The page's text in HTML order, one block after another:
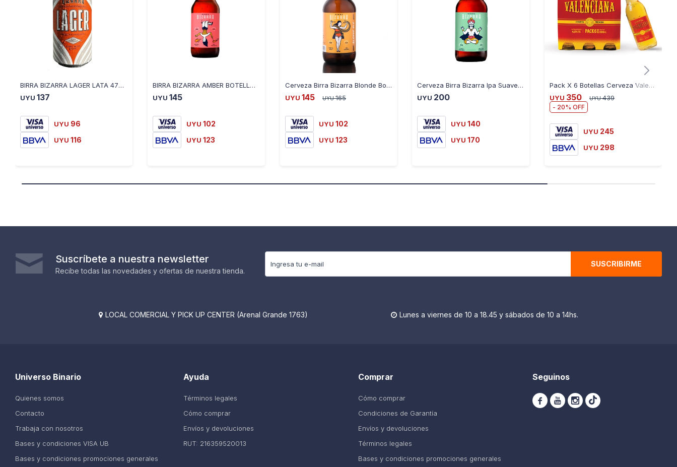
BIRRA BIZARRA LAGER LATA 473ML
UYU 137
UYU 96
UYU 116
BIRRA BIZARRA AMBER BOTELLA 500ML
UYU 145
UYU 102
UYU 123
Cerveza Birra Bizarra Blonde Botella 500ML
UYU 145 UYU 165
UYU 102
UYU 123
Cerveza Birra Bizarra Ipa Suave Botella 500ML
UYU 200
UYU 140
UYU 170
Pack X 6 Botellas Cerveza Valenciana 330 Ml
UYU 350 UYU 439
20
UYU 245
UYU 298
Suscríbete a nuestra newsletter
Recibe todas las novedades y ofertas de nuestra tienda.
SUSCRIBIRME
 LOCAL COMERCIAL Y PICK UP CENTER (Arenal Grande 1763)  Lunes a viernes de 10 a 18.45 y sábados de 10 a 14hs.
Ayuda
Términos legales
Cómo comprar
Envíos y devoluciones
RUT: 216359520013
Universo Binario
Quienes somos
Contacto
Trabaja con nosotros
Bases y condiciones VISA UB
Bases y condiciones promociones generales
Comprar
Cómo comprar
Condiciones de Garantía
Envíos y devoluciones
Términos legales
Bases y condiciones promociones generales
Seguinos
  